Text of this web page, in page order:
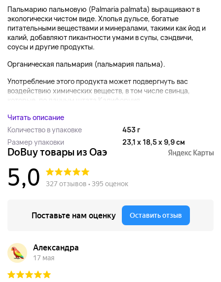
Пальмарию пальмовую (Palmaria palmata) выращивают в
экологически чистом виде. Хлопья дульсе, богатые
питательными веществами и минералами, такими как йод и
калий, добавляют пикантности умами в супы, сэндвичи,
соусы и другие продукты.
Органическая пальмария (пальмария пальма).
Употребление этого продукта может подвергнуть вас
воздействию химических веществ, в том числе свинца,
которые, по данным штата Калифорния, ...
Читать описание
Количество в упаковке
453 г
Размер упаковки
23,1 x 18,5 x 9,9 см